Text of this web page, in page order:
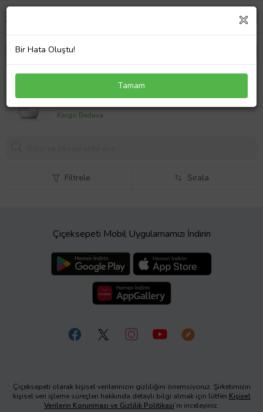
TheLifeCo Organik Hindistan Cevizi Yagi 337 ml
1182,90 TL
Kargo Bedava
Filtrele Sırala
Çiçeksepeti Mobil Uygulamamızı İndirin
Çiçeksepeti olarak kişisel verilerinizin gizliliğini önemsiyoruz. Şirketimizin
kişisel veri işleme süreçleri hakkında detaylı bilgi almak için lütfen Kişisel
Verilerin Korunması ve Gizlilik Politikası’nı inceleyiniz.
Bir Hata Oluştu!
Tamam